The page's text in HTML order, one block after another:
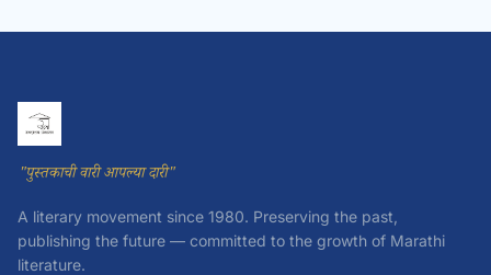
"पुस्तकाची वारी आपल्या दारी"
A literary movement since 1980. Preserving the past,
publishing the future — committed to the growth of Marathi
literature.